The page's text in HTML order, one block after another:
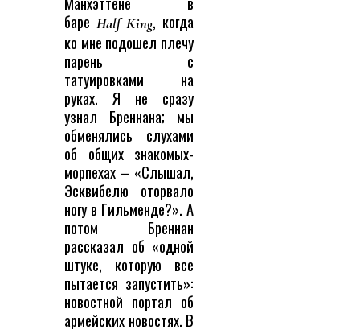
баре Half King, когда
ко мне подошел плечу
парень с
татуировками на
руках. Я не сразу
узнал Бреннана; мы
обменялись слухами
об общих знакомых-
морпехах – «Слышал,
Эсквибелю оторвало
ногу в Гильменде?». А
потом Бреннан
рассказал об «одной
штуке, которую все
пытается запустить»:
новостной портал об
армейских новостях. В